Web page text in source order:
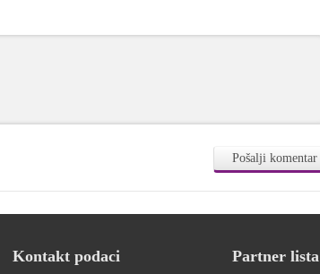
Kontakt podaci Partner lista